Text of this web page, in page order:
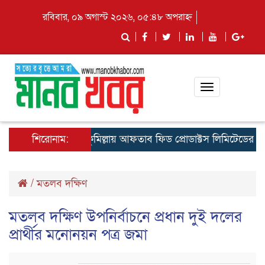
রবিবার, ০৯ অগাস্ট ২০২৬, ০৫:৪৮ অপরাহ্ন
Toggle
শিরোনাম:কুমিল্লায় আফতাব ফিড প্রোডাক্টস লিমিটেডের
/মতলব দক্ষিণ
মতলব দক্ষিণ উপনির্বাচনে প্রধান দুই দলের
প্রার্থীর মনোনয়ন পত্র জমা